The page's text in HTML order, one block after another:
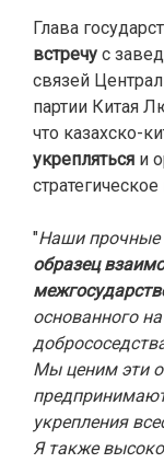
Глава
встречу с
связей
партии Китая
что казахско-
укрепляться и
"Наши прочные
образец
основанного
Мы ценим эти
укрепления
Я также